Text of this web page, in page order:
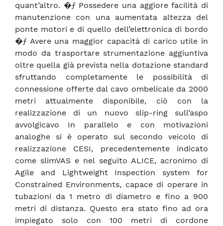
quant’altro. �ƒ Possedere una aggiore facilità di
manutenzione con una aumentata altezza del
ponte motori e di quello dell’elettronica di bordo
�ƒ Avere una maggior capacità di carico utile in
modo da trasportare strumentazione aggiuntiva
oltre quella già prevista nella dotazione standard
sfruttando completamente le possibilità di
connessione offerte dal cavo ombelicale da 2000
metri attualmente disponibile, ciò con la
realizzazione di un nuovo slip-ring sull’aspo
avvolgicavo In parallelo e con motivazioni
analoghe si è operato sul secondo veicolo di
realizzazione CESI, precedentemente indicato
come slimVAS e nel seguito ALICE, acronimo di
Agile and Lightweight Inspection system for
Constrained Environments, capace di operare in
tubazioni da 1 metro di diametro e fino a 900
metri di distanza. Questo era stato fino ad ora
impiegato solo con 100 metri di cordone